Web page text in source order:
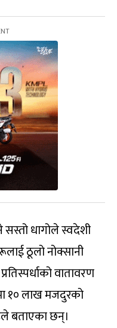
धागोले स्वदेशी
ठूलो नोक्सानी
वातावरण
१० लाख मजदुरको
बताएका छन्।